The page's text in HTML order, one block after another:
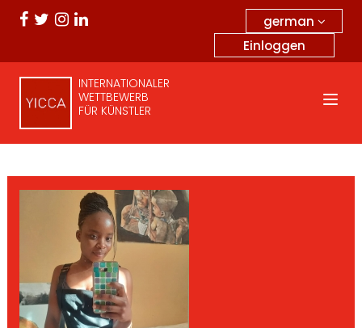
german
Einloggen
INTERNATIONALER
WETTBEWERB
FÜR KÜNSTLER